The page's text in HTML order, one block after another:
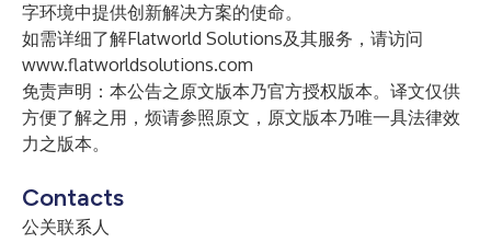
字环境中提供创新解决方案的使命。
如需详细了解Flatworld Solutions及其服务，请访问
www.flatworldsolutions.com
免责声明：本公告之原文版本乃官方授权版本。译文仅供
方便了解之用，烦请参照原文，原文版本乃唯一具法律效
力之版本。
Contacts
公关联系人